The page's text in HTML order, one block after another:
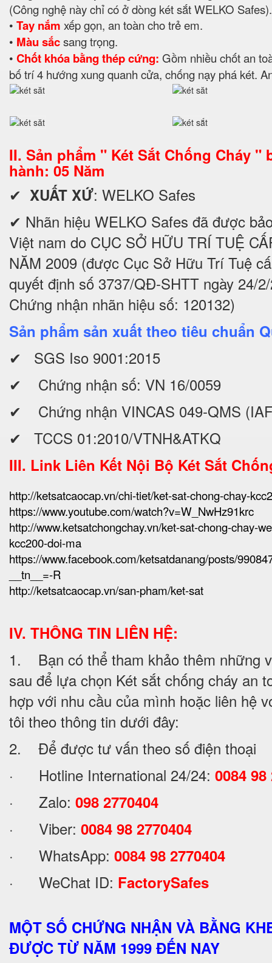
(Công nghệ này chỉ có ở dòng két sắt WELKO Safes).
• Tay nắm xếp gọn, an toàn cho trẻ em.
• Màu sắcsang trọng.
• Chốt khóa bằng thép cứng: Gồm nhiều chốt an
bố trí 4 hướng xung quanh cửa, chống nạy phá két.
II. Sản phẩm " Két Sắt Chống Cháy "
hành: 05 Năm
✔ XUẤT XỨ: WELKO Safes
✔ Nhãn hiệu WELKO Safes đã được
Việt nam do CỤC SỞ HỮU TRÍ TUỆ
NĂM 2009 (được Cục Sở Hữu Trí Tuệ
quyết định số 3737/QĐ-SHTT ngày 24/
Chứng nhận nhãn hiệu số: 120132)
Sản phẩm sản xuất theo tiêu chuẩn
✔ SGS Iso 9001:2015
✔ Chứng nhận số: VN 16/0059
✔ Chứng nhận VINCAS 049-QMS
✔ TCCS 01:2010/VTNH&ATKQ
III. Link Liên Kết Nội Bộ Két Sắt
http://ketsatcaocap.vn/chi-tiet/ket-sat-chong-chay-
https://www.youtube.com/watch?v=W_NwHz91krc
http://www.ketsatchongchay.vn/ket-sat-chong-chay-
kcc200-doi-ma
https://www.facebook.com/ketsatdanang/posts/
__tn__=-R
http://ketsatcaocap.vn/san-pham/ket-sat
IV. THÔNG TIN LIÊN HỆ:
1. Bạn có thể tham khảo thêm những
sau để lựa chọn Két sắt chống cháy an
hợp với nhu cầu của mình hoặc liên hệ
tôi theo thông tin dưới đây:
2. Để được tư vấn theo số điện thoại
· Hotline International 24/24: 0084 98
· Zalo: 098 2770404
· Viber: 0084 98 2770404
· WhatsApp: 0084 98 2770404
· WeChat ID: FactorySafes
MỘT SỐ CHỨNG NHẬN VÀ BẰNG
ĐƯỢC TỪ NĂM 1999 ĐẾN NAY